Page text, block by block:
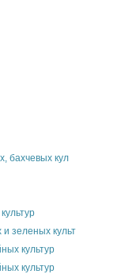
бахчевых кул
зеленых культ
культур
культур